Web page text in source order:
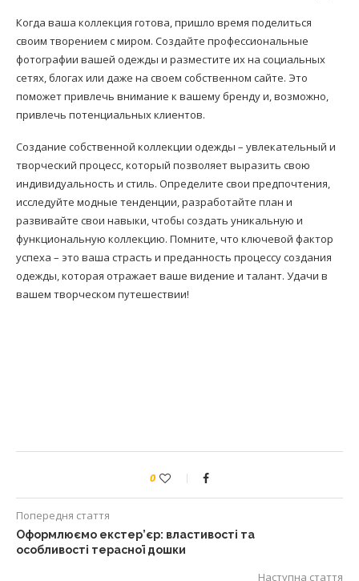
Когда ваша коллекция готова, пришло время поделиться
своим творением с миром. Создайте профессиональные
фотографии вашей одежды и разместите их на социальных
сетях, блогах или даже на своем собственном сайте. Это
поможет привлечь внимание к вашему бренду и, возможно,
привлечь потенциальных клиентов.
Создание собственной коллекции одежды – увлекательный и
творческий процесс, который позволяет выразить свою
индивидуальность и стиль. Определите свои предпочтения,
исследуйте модные тенденции, разработайте план и
развивайте свои навыки, чтобы создать уникальную и
функциональную коллекцию. Помните, что ключевой фактор
успеха – это ваша страсть и преданность процессу создания
одежды, которая отражает ваше видение и талант. Удачи в
вашем творческом путешествии!
0
Попередня стаття
Оформлюємо екстер’єр: властивості та
особливості терасної дошки
Наступна стаття